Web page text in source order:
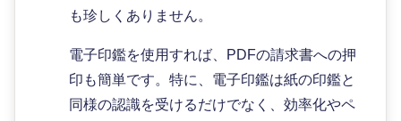
も珍しくありません。
電子印鑑を使用すれば、PDFの請求書への押
印も簡単です。特に、電子印鑑は紙の印鑑と
同様の認識を受けるだけでなく、効率化やペ